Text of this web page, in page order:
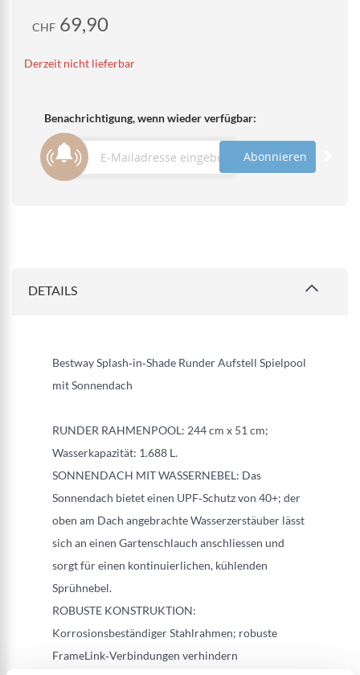
CHF 69,90
Derzeit nicht lieferbar
Benachrichtigung, wenn wieder verfügbar:
Abonnieren
DETAILS
Bestway Splash‑in‑Shade Runder Aufstell Spielpool
mit Sonnendach
RUNDER RAHMENPOOL: 244 cm x 51 cm;
Wasserkapazität: 1.688 L.
SONNENDACH MIT WASSERNEBEL: Das
Sonnendach bietet einen UPF‑Schutz von 40+; der
oben am Dach angebrachte Wasserzerstäuber lässt
sich an einen Gartenschlauch anschliessen und
sorgt für einen kontinuierlichen, kühlenden
Sprühnebel.
ROBUSTE KONSTRUKTION:
Korrosionsbeständiger Stahlrahmen; robuste
FrameLink‑Verbindungen verhindern